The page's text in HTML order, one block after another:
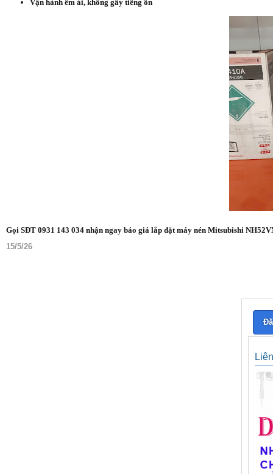
Vận hành êm ái, không gây tiếng ồn
Gọi SĐT 0931 143 034 nhận ngay báo giá lắp đặt máy nén Mitsubishi
15/5/26